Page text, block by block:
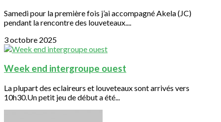
Samedi pour la première fois j’ai accompagné Akela (JC)
pendant la rencontre des louveteaux....
3 octobre 2025
Week end intergroupe ouest
La plupart des eclaireurs et louveteaux sont arrivés vers
10h30.Un petit jeu de début a été...